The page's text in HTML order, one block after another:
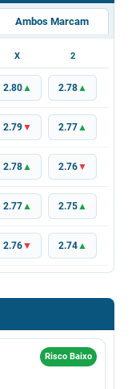
Ambos Marcam
X 2
2.80▲ 2.78▲
2.79▼ 2.77▲
2.78▲ 2.76▼
2.77▲ 2.75▲
2.76▼ 2.74▲
Risco Baixo